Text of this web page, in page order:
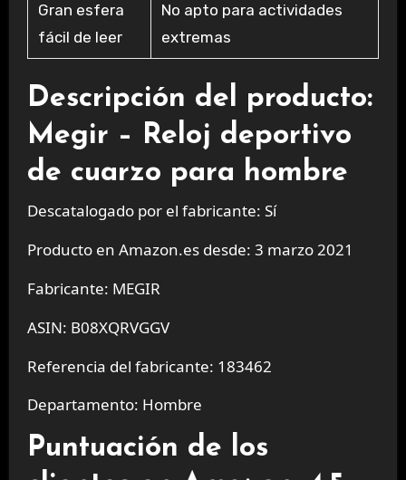
Gran esfera
fácil de leer
No apto para actividades
extremas
Descripción del producto:
Megir – Reloj deportivo
de cuarzo para hombre
Descatalogado por el fabricante: Sí
Producto en Amazon.es desde: 3 marzo 2021
Fabricante: MEGIR
ASIN: B08XQRVGGV
Referencia del fabricante: 183462
Departamento: Hombre
Puntuación de los